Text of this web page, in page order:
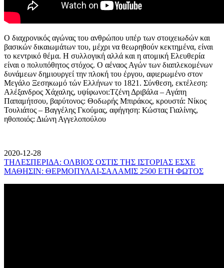
Ο διαχρονικός αγώνας του ανθρώπου υπέρ των στοιχειωδών και
βασικών δικαιωμάτων του, μέχρι να θεωρηθούν κεκτημένα, είναι
το κεντρικό θέμα. Η συλλογική αλλά και η ατομική Ελευθερία
είναι ο πολυπόθητος στόχος. Ο αέναος Αγών των διαπλεκομένων
δυνάμεων δημιουργεί την πλοκή του έργου, αφιερωμένο στον
Μεγάλο Ξεσηκωμό τών Ελλήνων το 1821. Σύνθεση, εκτέλεση:
Αλέξανδρος Χάχαλης, υψίφωνοι:Τζένη Δριβάλα – Αγάπη
Παπαμήτσου, βαρύτονος: Θοδωρής Μπιράκος, κρουστά: Νίκος
Τουλιάτος – Βαγγέλης Γκούμας, αφήγηση: Κώστας Γιαλίνης,
ηθοποιός: Διώνη Αγγελοπούλου
2020-12-28
ΤΗΛΕΣΠΕΡΙΔΑ: ΟΛΒΙΟΣ ΟΣΤΙΣ ΤΗΣ ΙΣΤΟΡΙΑΣ ΕΣΧΕ
ΜΑΘΗΣΙΝ: ΘΕΡΜΟΠΥΛΑΙ-ΣΑΛΑΜΙΣ 2500 ΕΤΗ ΦΩΤΟΣ